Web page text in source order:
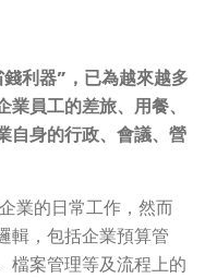
利器”，已為越來越多
員工的差旅、用餐、
自身的行政、會議、營
業的日常工作，然而
輯，包括企業預算管
檔案管理等及流程上的